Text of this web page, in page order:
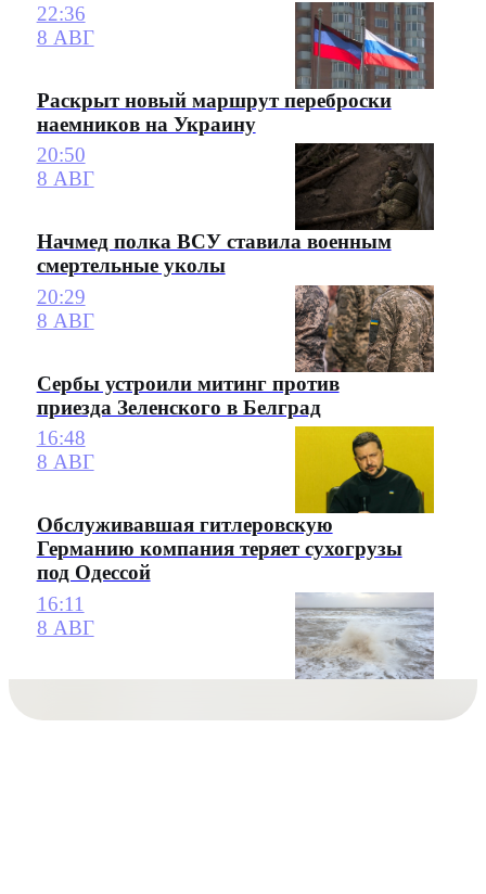
22:36
8 АВГ
Раскрыт новый маршрут переброски
наемников на Украину
20:50
8 АВГ
Начмед полка ВСУ ставила военным
смертельные уколы
20:29
8 АВГ
Сербы устроили митинг против
приезда Зеленского в Белград
16:48
8 АВГ
Обслуживавшая гитлеровскую
Германию компания теряет сухогрузы
под Одессой
16:11
8 АВГ